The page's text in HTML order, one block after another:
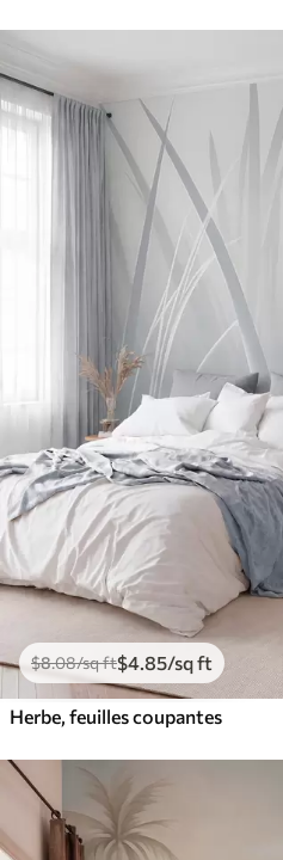
$8.08/sq ft$4.85/sq ft
Herbe, feuilles coupantes